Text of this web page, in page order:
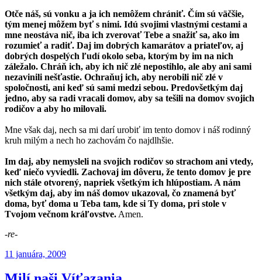
Otče náš, sú vonku a ja ich nemôžem chrániť. Čím sú väčšie,
tým menej môžem byť s nimi. Idú svojimi vlastnými cestami a
mne neostáva nič, iba ich zverovať Tebe a snažiť sa, ako im
rozumieť a radiť. Daj im dobrých kamarátov a priateľov, aj
dobrých dospelých ľudí okolo seba, ktorým by im na nich
záležalo. Chráň ich, aby ich nič zlé nepostihlo, ale aby ani sami
nezavinili nešťastie. Ochraňuj ich, aby nerobili nič zlé v
spoločnosti, ani keď sú sami medzi sebou. Predovšetkým daj
jedno, aby sa radi vracali domov, aby sa tešili na domov svojich
rodičov a aby ho milovali.
Mne však daj, nech sa mi darí urobiť im tento domov i náš rodinný
kruh milým a nech ho zachovám čo najdlhšie.
Im daj, aby nemysleli na svojich rodičov so strachom ani vtedy,
keď niečo vyviedli. Zachovaj im dôveru, že tento domov je pre
nich stále otvorený, napriek všetkým ich hlúpostiam. A nám
všetkým daj, aby im náš domov ukazoval, čo znamená byť
doma, byť doma u Teba tam, kde si Ty doma, pri stole v
Tvojom večnom kráľovstve. Amen.
-re-
Publikované
11 januára, 2009